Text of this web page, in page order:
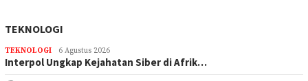
TEKNOLOGI
TEKNOLOGI 6 Agustus 2026
Interpol Ungkap Kejahatan Siber di Afrik…